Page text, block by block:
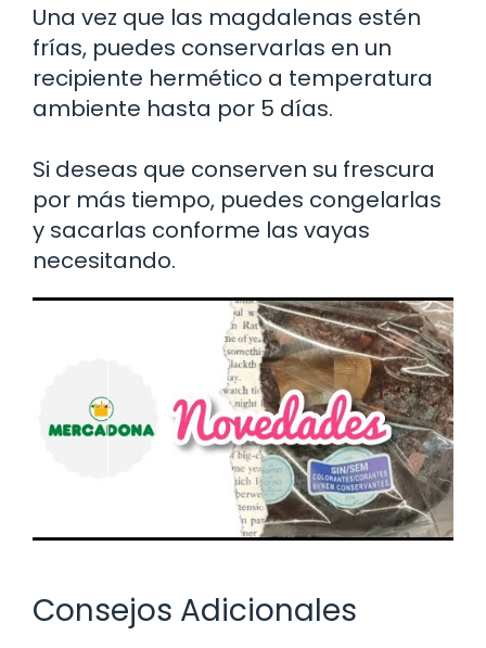
Una vez que las magdalenas estén
frías, puedes conservarlas en un
recipiente hermético a temperatura
ambiente hasta por 5 días.
Si deseas que conserven su frescura
por más tiempo, puedes congelarlas
y sacarlas conforme las vayas
necesitando.
Consejos Adicionales